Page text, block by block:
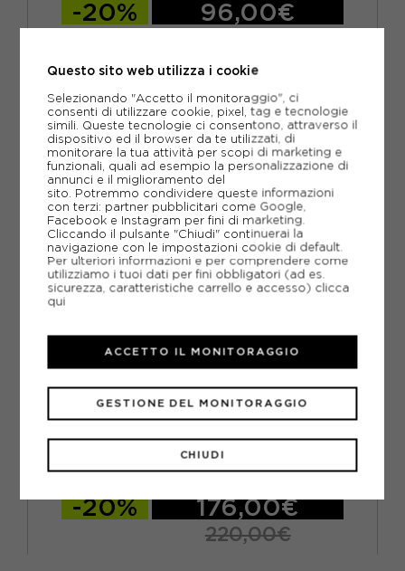
EUR 46 EUR 48 EUR 50
-20% 96,00€
SALEWA
UOMO
ACQUISTA
-20% 176,00€
220,00€
Questo sito web utilizza i cookie
Selezionando "Accetto il monitoraggio", ci
consenti di utilizzare cookie, pixel, tag e tecnologie
simili. Queste tecnologie ci consentono, attraverso il
dispositivo ed il browser da te utilizzati, di
monitorare la tua attività per scopi di marketing e
funzionali, quali ad esempio la personalizzazione di
annunci e il miglioramento del
sito. Potremmo condividere queste informazioni
con terzi: partner pubblicitari come Google,
Facebook e Instagram per fini di marketing.
Cliccando il pulsante "Chiudi" continuerai la
navigazione con le impostazioni cookie di default.
Per ulteriori informazioni e per comprendere come
utilizziamo i tuoi dati per fini obbligatori (ad es.
sicurezza, caratteristiche carrello e accesso) clicca
qui
CHIUDI
GESTIONE DEL MONITORAGGIO
ACCETTO IL MONITORAGGIO